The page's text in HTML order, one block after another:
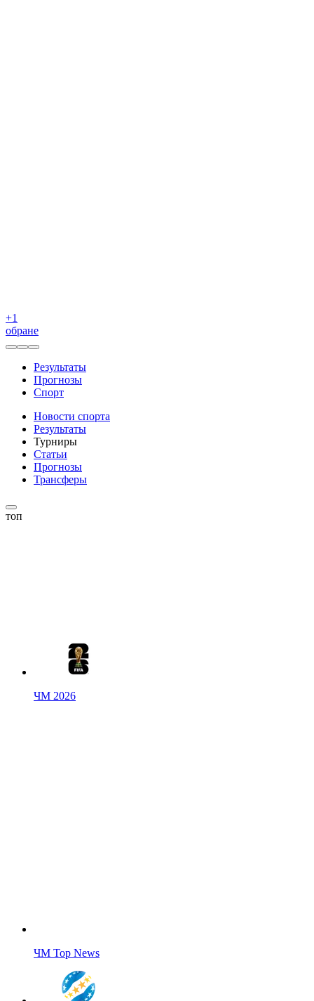
+1
обране
Результаты
Прогнозы
Спорт
Новости спорта
Результаты
Турниры
Статьи
Прогнозы
Трансферы
топ
ЧМ 2026
ЧМ Top News